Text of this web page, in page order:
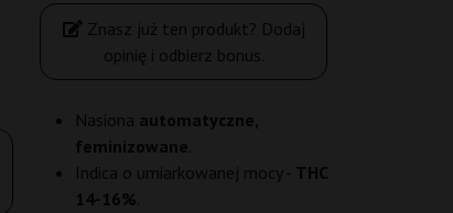
Znasz już ten produkt? Dodaj
opinię i odbierz bonus.
Nasiona automatyczne,
feminizowane
Indica o umiarkowanej mocy - THC
14-16%